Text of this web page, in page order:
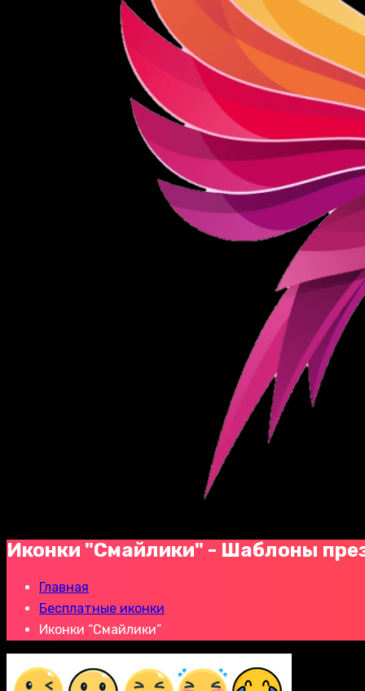
Иконки "Смайлики" - Шаблоны
Главная
Бесплатные иконки
Иконки “Смайлики”